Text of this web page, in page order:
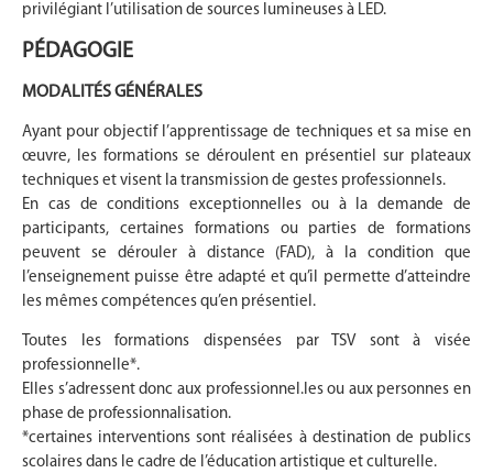
privilégiant l’utilisation de sources lumineuses à LED.
PÉDAGOGIE
MODALITÉS GÉNÉRALES
Ayant pour objectif l’apprentissage de techniques et sa mise en
œuvre, les formations se déroulent en présentiel sur plateaux
techniques et visent la transmission de gestes professionnels.
En cas de conditions exceptionnelles ou à la demande de
participants, certaines formations ou parties de formations
peuvent se dérouler à distance (FAD), à la condition que
l’enseignement puisse être adapté et qu’il permette d’atteindre
les mêmes compétences qu’en présentiel.
Toutes les formations dispensées par TSV sont à visée
professionnelle*.
Elles s’adressent donc aux professionnel.les ou aux personnes en
phase de professionnalisation.
*certaines interventions sont réalisées à destination de publics
scolaires dans le cadre de l’éducation artistique et culturelle.